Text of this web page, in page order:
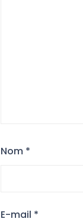
Nom *
E-mail *